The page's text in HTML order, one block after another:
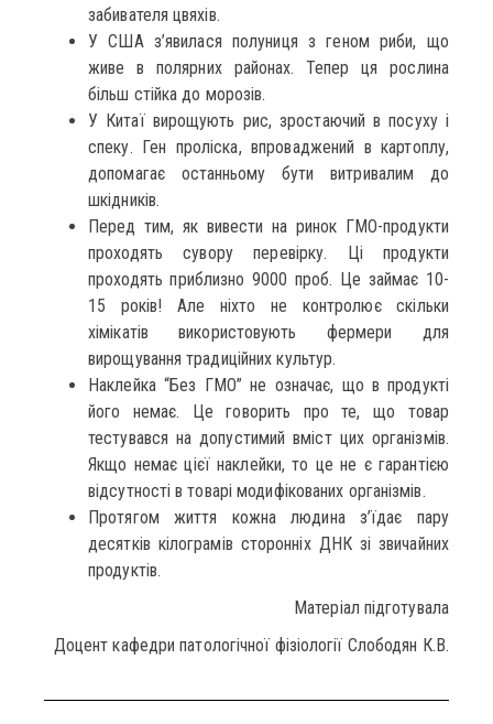
забивателя цвяхів.
У США з’явилася полуниця з геном риби, що
живе в полярних районах. Тепер ця рослина
більш стійка до морозів.
У Китаї вирощують рис, зростаючий в посуху і
спеку. Ген проліска, впроваджений в картоплу,
допомагає останньому бути витривалим до
шкідників.
Перед тим, як вивести на ринок ГМО-продукти
проходять сувору перевірку. Ці продукти
проходять приблизно 9000 проб. Це займає 10-
15 років! Але ніхто не контролює скільки
хімікатів використовують фермери для
вирощування традиційних культур.
Наклейка “Без ГМО” не означає, що в продукті
його немає. Це говорить про те, що товар
тестувався на допустимий вміст цих організмів.
Якщо немає цієї наклейки, то це не є гарантією
відсутності в товарі модифікованих організмів.
Протягом життя кожна людина з’їдає пару
десятків кілограмів сторонніх ДНК зі звичайних
продуктів.
Матеріал підготувала
Доцент кафедри патологічної фізіології Слободян К.В.